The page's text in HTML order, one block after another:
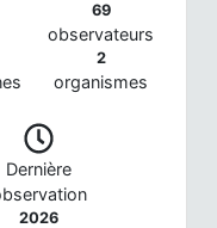
69
observateurs
2
organismes
Dernière
2026